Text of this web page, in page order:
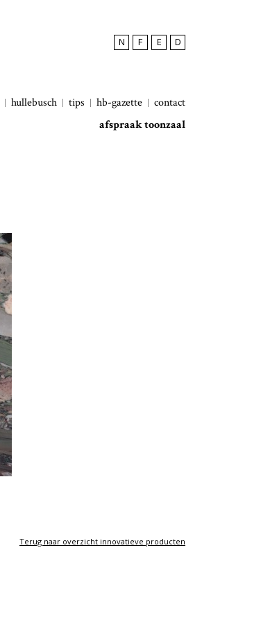
N F E D
hullebusch tips hb-gazette
contact
afspraak toonzaal
Terug naar overzicht innovatieve producten